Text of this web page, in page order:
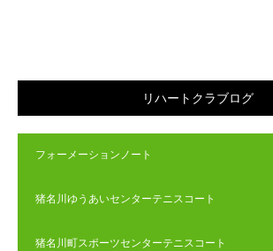
リハートクラブログ
フォーメーションノート
猪名川ゆうあいセンターテニスコート
猪名川町スポーツセンターテニスコート